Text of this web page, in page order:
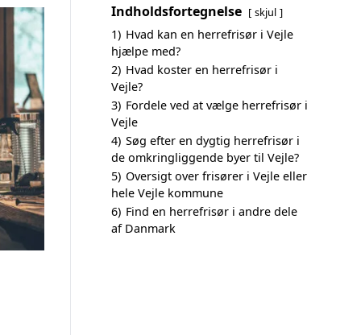
Indholdsfortegnelse skjul
1) Hvad kan en herrefrisør i Vejle
hjælpe med?
2) Hvad koster en herrefrisør i
Vejle?
3) Fordele ved at vælge herrefrisør i
Vejle
4) Søg efter en dygtig herrefrisør i
de omkringliggende byer til Vejle?
5) Oversigt over frisører i Vejle eller
hele Vejle kommune
6) Find en herrefrisør i andre dele
af Danmark